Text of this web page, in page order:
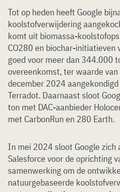
Tot op heden heeft Google
koolstofverwijdering
komt uit biomassa-
CO280 en biochar-initiatieven
goed voor meer dan 344.000
overeenkomst, ter waarde
december 2024
Terradot. Daarnaast sloot
ton met DAC-aanbieder
met CarbonRun en 280 Earth.
In mei 2024 sloot Google zich
Salesforce voor de oprichting
samenwerking om de
natuurgebaseerde